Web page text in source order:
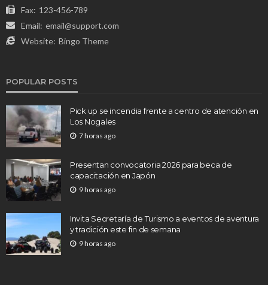
Fax: 123-456-789
Email: email@support.com
Website: Bingo Theme
POPULAR POSTS
Pick up se incendia frente a centro de atención en
Los Nogales
7 horas ago
Presentan convocatoria 2026 para beca de
capacitación en Japón
9 horas ago
Invita Secretaría de Turismo a eventos de aventura
y tradición este fin de semana
9 horas ago